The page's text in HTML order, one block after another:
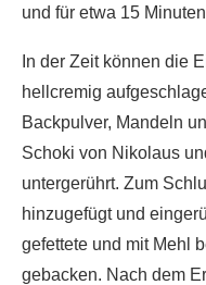
und für etwa 15
In der Zeit können die
hellcremig
Backpulver, Mandeln
Schoki von Nikolaus
untergerührt. Zum
hinzugefügt und
gefettete und mit Mehl
gebacken. Nach dem